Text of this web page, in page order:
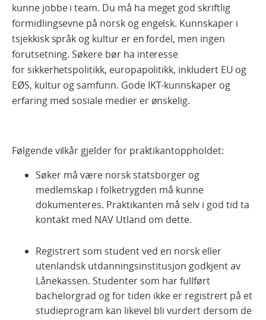
kunne jobbe i team. Du må ha meget god skriftlig
formidlingsevne på norsk og engelsk. Kunnskaper i
tsjekkisk språk og kultur er en fordel, men ingen
forutsetning. Søkere bør ha interesse
for sikkerhetspolitikk, europapolitikk, inkludert EU og
EØS, kultur og samfunn. Gode IKT-kunnskaper og
erfaring med sosiale medier er ønskelig.
Følgende vilkår gjelder for praktikantoppholdet:
Søker må være norsk statsborger og
medlemskap i folketrygden må kunne
dokumenteres. Praktikanten må selv i god tid ta
kontakt med NAV Utland om dette.
Registrert som student ved en norsk eller
utenlandsk utdanningsinstitusjon godkjent av
Lånekassen. Studenter som har fullført
bachelorgrad og for tiden ikke er registrert på et
studieprogram kan likevel bli vurdert dersom de